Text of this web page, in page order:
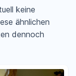
keine
ähnlichen
dennoch